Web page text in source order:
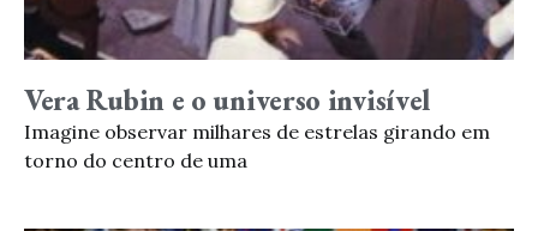
Vera Rubin e o universo invisível
Imagine observar milhares de estrelas girando em
torno do centro de uma